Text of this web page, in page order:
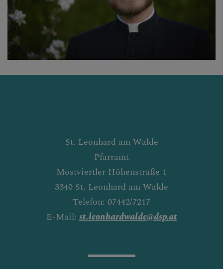
St. Leonhard am Walde
Pfarramt
Mostviertler Höhenstraße 1
3340 St. Leonhard am Walde
Telefon: 07442/7217
E-Mail:st.leonhardwalde@dsp.at